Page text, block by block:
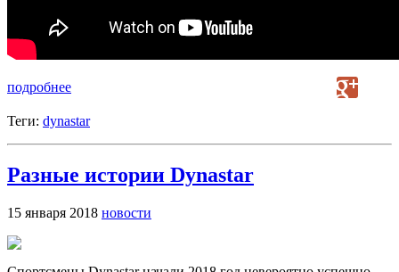
подробнее
Теги: dynastar
Разные истории Dynastar
15 января 2018 новости